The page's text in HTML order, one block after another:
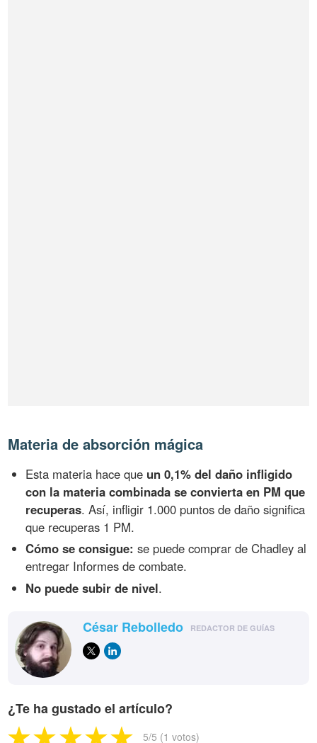
Materia de absorción mágica
Esta materia hace que un 0,1% del daño infligido
con la materia combinada se convierta en PM que
recuperas. Así, infligir 1.000 puntos de daño significa
que recuperas 1 PM.
Cómo se consigue: se puede comprar de Chadley al
entregar Informes de combate.
No puede subir de nivel.
César Rebolledo REDACTOR DE GUÍAS
¿Te ha gustado el artículo?
5/5 (1 votos)